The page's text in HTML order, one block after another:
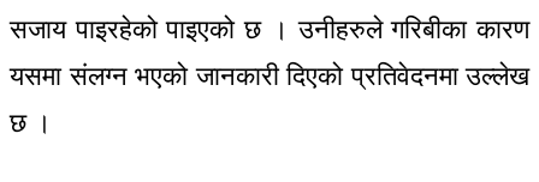
सजाय पाइरहेको पाइएको छ । उनीहरुले गरिबीका कारण
यसमा संलग्न भएको जानकारी दिएको प्रतिवेदनमा उल्लेख
छ ।